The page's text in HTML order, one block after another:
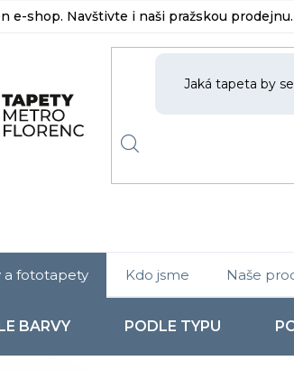
e-shop. Navštivte i naši pražskou prodejnu.
a fototapety
BARVY PODLE TYPU
Kdo jsme Naše